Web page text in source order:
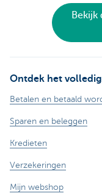
Ontdek het
Betalen en betaald
Sparen en beleggen
Kredieten
Verzekeringen
Mijn webshop